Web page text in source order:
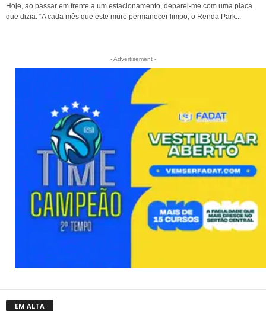
Hoje, ao passar em frente a um estacionamento, deparei-me com uma placa
que dizia: “A cada mês que este muro permanecer limpo, o Renda Park...
- Advertisement -
EM ALTA